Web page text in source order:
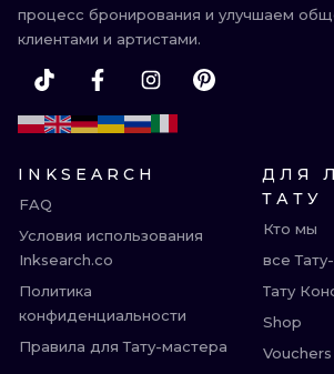
процесс бронирования и улучшаем
клиентами и артистами.
INKSEARCH
FAQ
Условия использования
Inksearch.co
Политика
конфиденциальности
Правила для Тату-мастера
ДЛЯ
ТАТУ
Кто мы
все
Тату
Shop
Vouchers